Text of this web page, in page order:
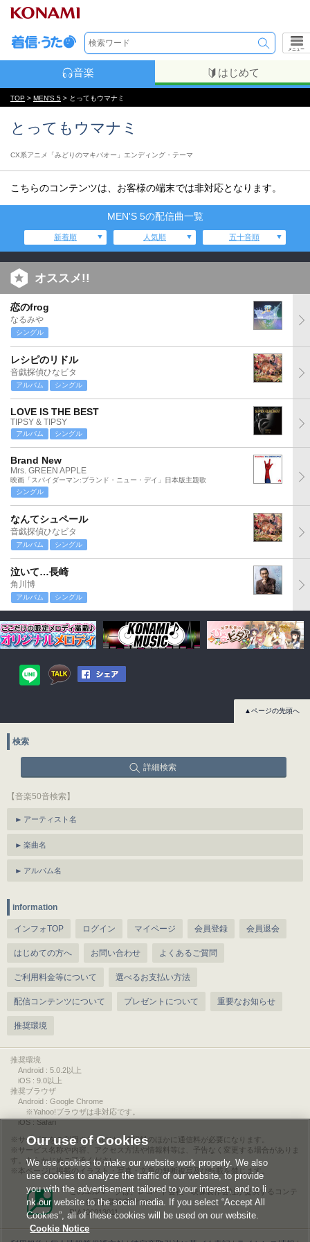
メニュー
音楽 はじめて
TOP > MEN'S 5 > とってもウマナミ
とってもウマナミ
CX系アニメ「みどりのマキバオー」エンディング・テーマ
こちらのコンテンツは、お客様の端末では非対応となります。
MEN'S 5の配信曲一覧
新着順 人気順 五十音順
オススメ!!
恋のfrog
なるみや
シングル
レシピのリドル
音戯探偵ひなビタ
アルバム シングル
LOVE IS THE BEST
TIPSY & TIPSY
アルバム シングル
Brand New
Mrs. GREEN APPLE
映画「スパイダーマン:ブランド・ニュー・デイ」日本版主題歌
シングル
なんてシュペール
音戯探偵ひなビタ
アルバム シングル
泣いて…長崎
角川博
アルバム シングル
▲ページの先頭へ
検索
詳細検索
【音楽50音検索】
アーティスト名
楽曲名
アルバム名
information
インフォTOP ログイン マイページ 会員登録 会員退会
はじめての方へ お問い合わせ よくあるご質問
ご利用料金等について 選べるお支払い方法
配信コンテンツについて プレゼントについて 重要なお知らせ
推奨環境
推奨環境
Android : 5.0.2以上
iOS : 9.0以上
推奨ブラウザ
Android : Google Chrome
※Yahoo!ブラウザは非対応です。
iOS : Safari
サービスをご利用されるには、情報料のほかに通信料が必要になります。
サービス名称や内容、アクセス方法や情報料等は、予告なく変更する場合がありま
す。あらかじめご了承ください。
本ページに掲載のイラスト・写真・文章の無断複写及び転載を禁じます。
このエルマークは、レコード会社・映像製作会社が提供するコンテ
ンツを示す登録商標です。
RIAJ00013011
Our use of Cookies
We use cookies to make our website work properly. We also
use cookies to analyze the traffic of our website, to provide
you with the advertisement tailored to your interest, and to li
nk our website to the social media. If you select “Accept All
Cookies”, all of these cookies will be used on our website.
Cookie Notice